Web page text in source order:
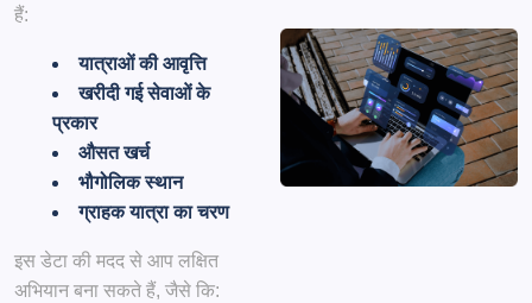
हैं:
यात्राओं की आवृत्ति
खरीदी गई सेवाओं के
प्रकार
औसत खर्च
भौगोलिक स्थान
ग्राहक यात्रा का चरण
इस डेटा की मदद से आप लक्षित
अभियान बना सकते हैं, जैसे कि: